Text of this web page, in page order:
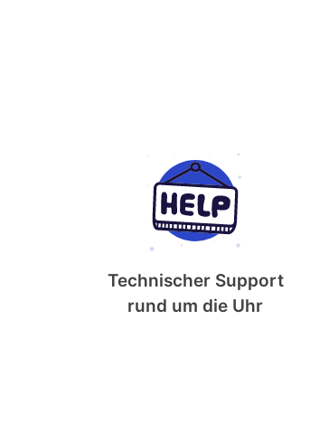
Technischer Support
rund um die Uhr